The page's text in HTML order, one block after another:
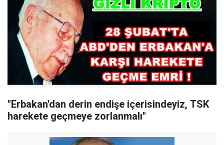
"Erbakan'dan derin endişe içerisindeyiz, TSK
harekete geçmeye zorlanmalı"